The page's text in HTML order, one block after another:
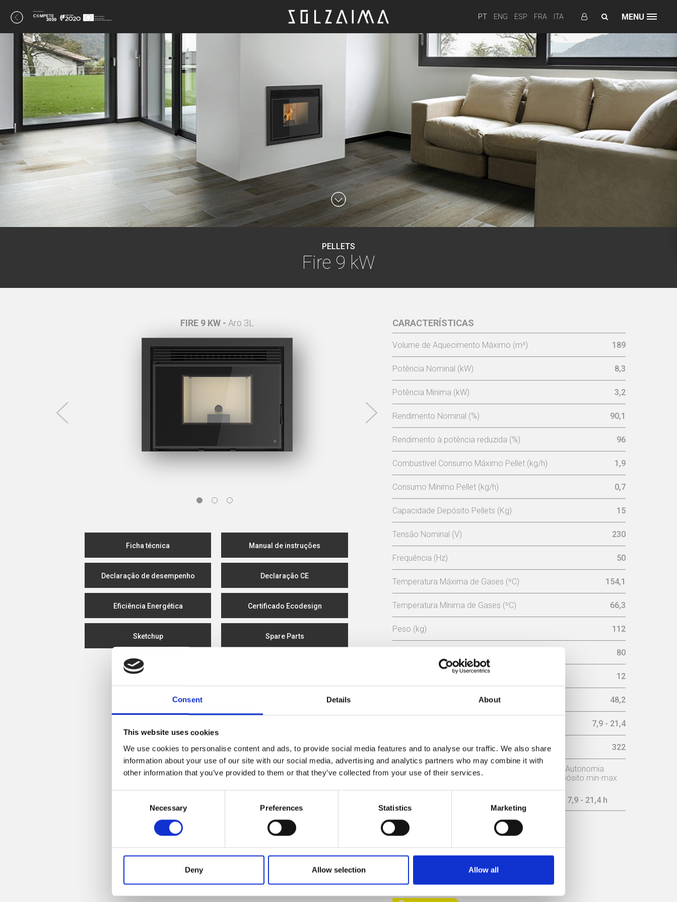
Consent Details About
This website uses cookies
We use cookies to personalise content and ads, to provide social media features and to analyse our traffic. We also share
information about your use of our site with our social media, advertising and analytics partners who may combine it with
other information that you’ve provided to them or that they’ve collected from your use of their services.
Necessary Preferences Statistics Marketing
Deny Allow selection Allow all
PT ENG ESP FRA ITA MENU
PELLETS
Fire 9 kW
FIRE 9 KW - Aro 3L FIRE 9 KW -
Ficha técnica Manual de instruções
Declaração de desempenho Declaração CE
Eficiência Energética Certificado Ecodesign
Sketchup Spare Parts
CARACTERÍSTICAS
Volume de Aquecimento Máximo (m³) 189
Potência Nominal (kW) 8,3
Potência Minima (kW) 3,2
Rendimento Nominal (%) 90,1
Rendimento à potência reduzida (%) 96
Combustível Consumo Máximo Pellet (kg/h) 1,9
Consumo Mínimo Pellet (kg/h) 0,7
Capacidade Depósito Pellets (Kg) 15
Tensão Nominal (V) 230
Frequência (Hz) 50
Temperatura Máxima de Gases (ºC) 154,1
Temperatura Mínima de Gases (ºC) 66,3
Peso (kg) 112
80
Depressão necessária na chaminé (pa) 12
Nível Ruido Máximo (Db) 48,2
7,9 - 21,4
Caudal Ventilador (m³/h) 322
Rendimento Potência nominal
Autonomia
depósito min-max
7,9 - 21,4 h